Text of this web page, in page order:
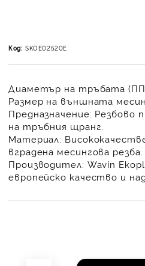
Код: SKOE02520E
Диаметър на тръбата
Размер на външната
Предназначение: Резбово
на тръбния щранг.
Материал:
вградена месингова резба.
Производител: Wavin
европейско качество и